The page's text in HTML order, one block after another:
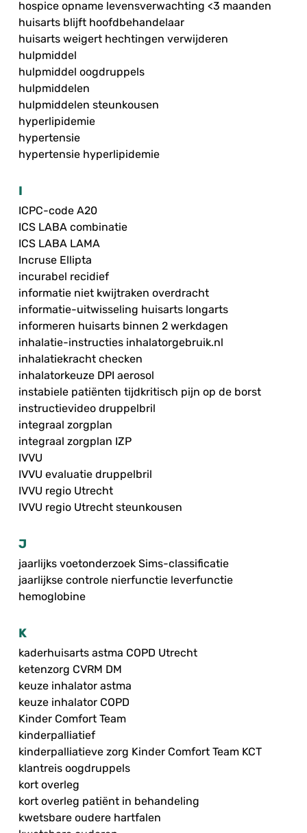
hospice opname levensverwachting <3 maanden
huisarts blijft hoofdbehandelaar
huisarts weigert hechtingen verwijderen
hulpmiddel
hulpmiddel oogdruppels
hulpmiddelen
hulpmiddelen steunkousen
hyperlipidemie
hypertensie
hypertensie hyperlipidemie
I
ICPC-code A20
ICS LABA combinatie
ICS LABA LAMA
Incruse Ellipta
incurabel recidief
informatie niet kwijtraken overdracht
informatie-uitwisseling huisarts longarts
informeren huisarts binnen 2 werkdagen
inhalatie-instructies inhalatorgebruik.nl
inhalatiekracht checken
inhalatorkeuze DPI aerosol
instabiele patiënten tijdkritisch pijn op de borst
instructievideo druppelbril
integraal zorgplan
integraal zorgplan IZP
IVVU
IVVU evaluatie druppelbril
IVVU regio Utrecht
IVVU regio Utrecht steunkousen
J
jaarlijks voetonderzoek Sims-classificatie
jaarlijkse controle nierfunctie leverfunctie
hemoglobine
K
kaderhuisarts astma COPD Utrecht
ketenzorg CVRM DM
keuze inhalator astma
keuze inhalator COPD
Kinder Comfort Team
kinderpalliatief
kinderpalliatieve zorg Kinder Comfort Team KCT
klantreis oogdruppels
kort overleg
kort overleg patiënt in behandeling
kwetsbare oudere hartfalen